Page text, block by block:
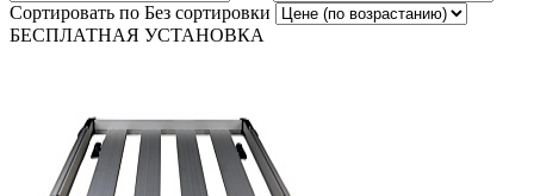
Сортировать по Без сортировки
БЕСПЛАТНАЯ УСТАНОВКА